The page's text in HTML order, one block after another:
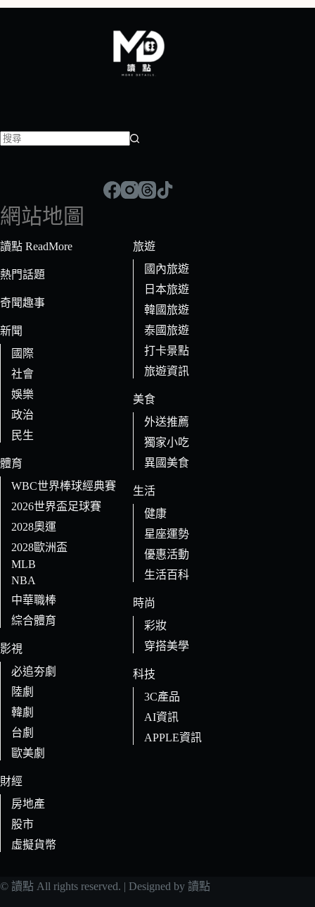
符
合
條
的
果
網站地圖
讀點 ReadMore
熱門話題
奇聞趣事
新聞
國際
社會
娛樂
政治
民生
體育
WBC世界棒球經典賽
2026世界盃足球賽
2028奧運
2028歐洲盃
MLB
NBA
中華職棒
綜合體育
影視
必追夯劇
陸劇
韓劇
台劇
歐美劇
財經
房地產
股市
虛擬貨幣
旅遊
國內旅遊
日本旅遊
韓國旅遊
泰國旅遊
打卡景點
旅遊資訊
美食
外送推薦
獨家小吃
異國美食
生活
健康
星座運勢
優惠活動
生活百科
時尚
彩妝
穿搭美學
科技
3C產品
AI資訊
APPLE資訊
© 讀點 All rights reserved. | Designed by 讀點